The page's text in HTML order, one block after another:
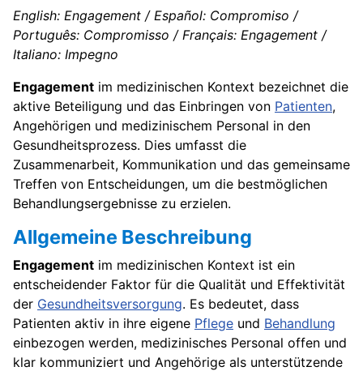
English: Engagement / Español: Compromiso /
Português: Compromisso / Français: Engagement /
Italiano: Impegno
Engagement im medizinischen Kontext bezeichnet die
aktive Beteiligung und das Einbringen von Patienten,
Angehörigen und medizinischem Personal in den
Gesundheitsprozess. Dies umfasst die
Zusammenarbeit, Kommunikation und das gemeinsame
Treffen von Entscheidungen, um die bestmöglichen
Behandlungsergebnisse zu erzielen.
Allgemeine Beschreibung
Engagement im medizinischen Kontext ist ein
entscheidender Faktor für die Qualität und Effektivität
der Gesundheitsversorgung. Es bedeutet, dass
Patienten aktiv in ihre eigene Pflege und Behandlung
einbezogen werden, medizinisches Personal offen und
klar kommuniziert und Angehörige als unterstützende